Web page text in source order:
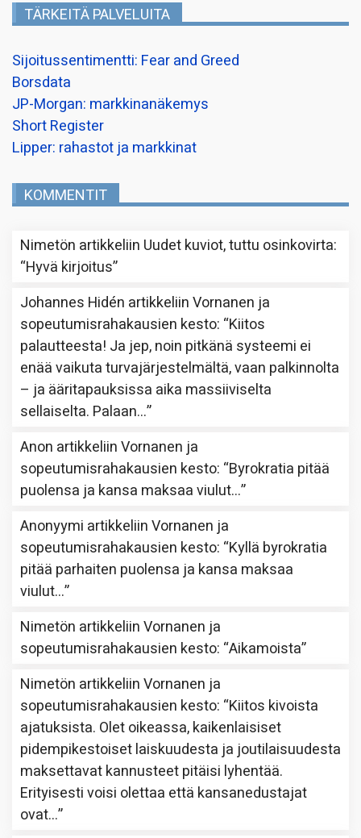
TÄRKEITÄ PALVELUITA
Sijoitussentimentti: Fear and Greed
Borsdata
JP-Morgan: markkinanäkemys
Short Register
Lipper: rahastot ja markkinat
KOMMENTIT
Nimetön artikkeliin Uudet kuviot, tuttu osinkovirta:
“Hyvä kirjoitus”
Johannes Hidén artikkeliinVornanen ja
sopeutumisrahakausien kesto: “Kiitos
palautteesta! Ja jep, noin pitkänä systeemi ei
enää vaikuta turvajärjestelmältä, vaan palkinnolta
– ja ääritapauksissa aika massiiviselta
sellaiselta. Palaan…”
Anon artikkeliinVornanen ja
sopeutumisrahakausien kesto: “Byrokratia pitää
puolensa ja kansa maksaa viulut…”
Anonyymi artikkeliinVornanen ja
sopeutumisrahakausien kesto: “Kyllä byrokratia
pitää parhaiten puolensa ja kansa maksaa
viulut…”
Nimetön artikkeliinVornanen ja
sopeutumisrahakausien kesto: “Aikamoista”
Nimetön artikkeliinVornanen ja
sopeutumisrahakausien kesto: “Kiitos kivoista
ajatuksista. Olet oikeassa, kaikenlaisiset
pidempikestoiset laiskuudesta ja joutilaisuudesta
maksettavat kannusteet pitäisi lyhentää.
Erityisesti voisi olettaa että kansanedustajat
ovat…”